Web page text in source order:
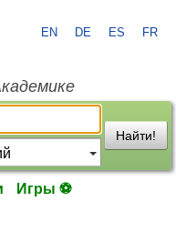
EN DE ES FR
Найти!
Игры ⚽